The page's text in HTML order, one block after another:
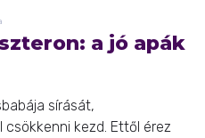
a jó apák
sírását,
kezd. Ettől érez